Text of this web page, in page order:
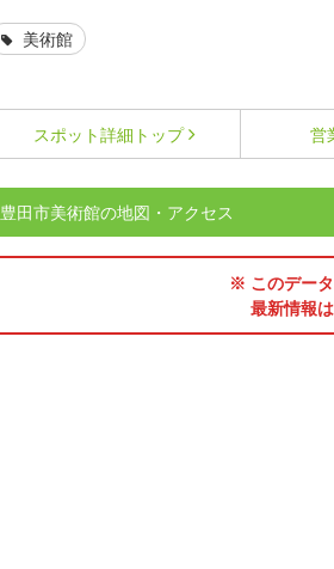
美術館
スポット詳細 トップ 営
豊田市美術館の地図・アクセス
※ このデータ
最新情報